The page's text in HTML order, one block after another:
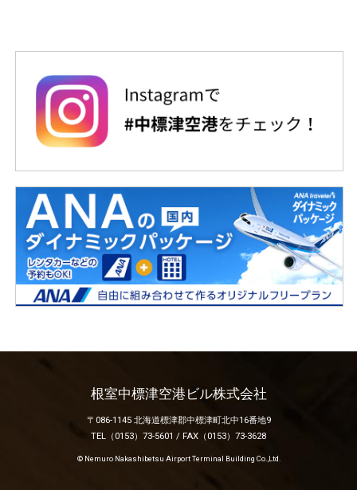
根室中標津空港ビル株式会社
〒086-1145 北海道標津郡中標津町北中16番地9
TEL（0153）73-5601 / FAX（0153）73-3628
© Nemuro Nakashibetsu Airport Terminal Building Co.,Ltd.